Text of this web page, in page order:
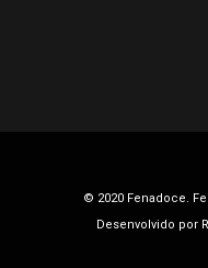
© 2020 Fenadoce.
Desenvolvido por